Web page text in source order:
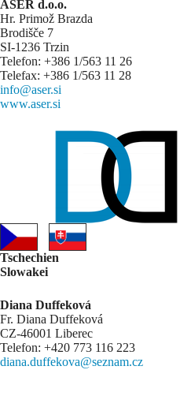
AŠER d.o.o.
Hr. Primož Brazda
Brodišče 7
SI-1236 Trzin
Telefon: +386 1/563 11 26
Telefax: +386 1/563 11 28
info@aser.si
www.aser.si
Tschechien
Slowakei
Diana Duffeková
Fr. Diana Duffeková
CZ-46001 Liberec
Telefon: +420 773 116 223
diana.duffekova@seznam.cz